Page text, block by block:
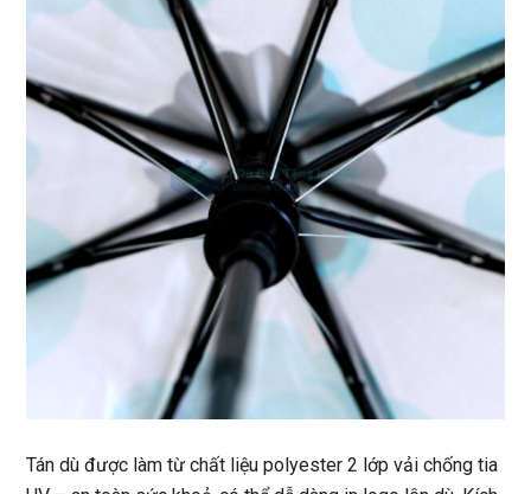
Tán dù được làm từ chất liệu polyester 2 lớp vải chống tia